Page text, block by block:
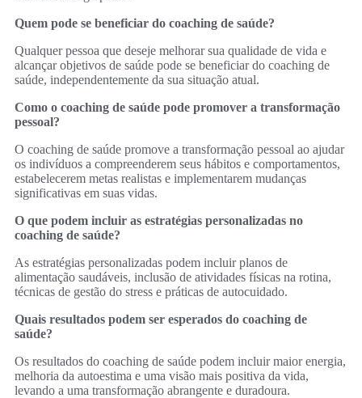
Quem pode se beneficiar do coaching de saúde?
Qualquer pessoa que deseje melhorar sua qualidade de vida e
alcançar objetivos de saúde pode se beneficiar do coaching de
saúde, independentemente da sua situação atual.
Como o coaching de saúde pode promover a transformação
pessoal?
O coaching de saúde promove a transformação pessoal ao ajudar
os indivíduos a compreenderem seus hábitos e comportamentos,
estabelecerem metas realistas e implementarem mudanças
significativas em suas vidas.
O que podem incluir as estratégias personalizadas no
coaching de saúde?
As estratégias personalizadas podem incluir planos de
alimentação saudáveis, inclusão de atividades físicas na rotina,
técnicas de gestão do stress e práticas de autocuidado.
Quais resultados podem ser esperados do coaching de
saúde?
Os resultados do coaching de saúde podem incluir maior energia,
melhoria da autoestima e uma visão mais positiva da vida,
levando a uma transformação abrangente e duradoura.